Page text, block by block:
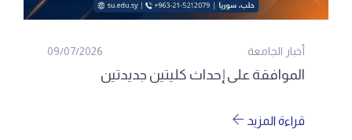
أخبار الجامعة 09/07/2026
الموافقة على إحداث كليتين جديدتين
قراءة المزيد